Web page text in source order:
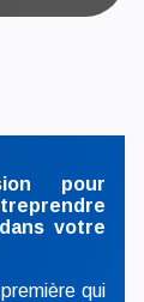
pour
votre
qui